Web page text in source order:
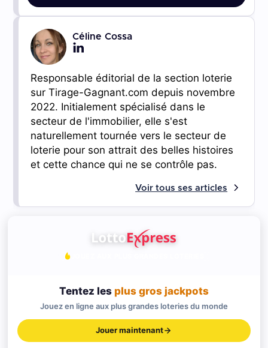
Céline Cossa
Responsable éditorial de la section loterie
sur Tirage-Gagnant.com depuis novembre
2022. Initialement spécialisé dans le
secteur de l'immobilier, elle s'est
naturellement tournée vers le secteur de
loterie pour son attrait des belles histoires
et cette chance qui ne se contrôle pas.
Voir tous ses articles
Tentez les plus gros jackpots
Jouez en ligne aux plus grandes loteries du monde
Jouer maintenant